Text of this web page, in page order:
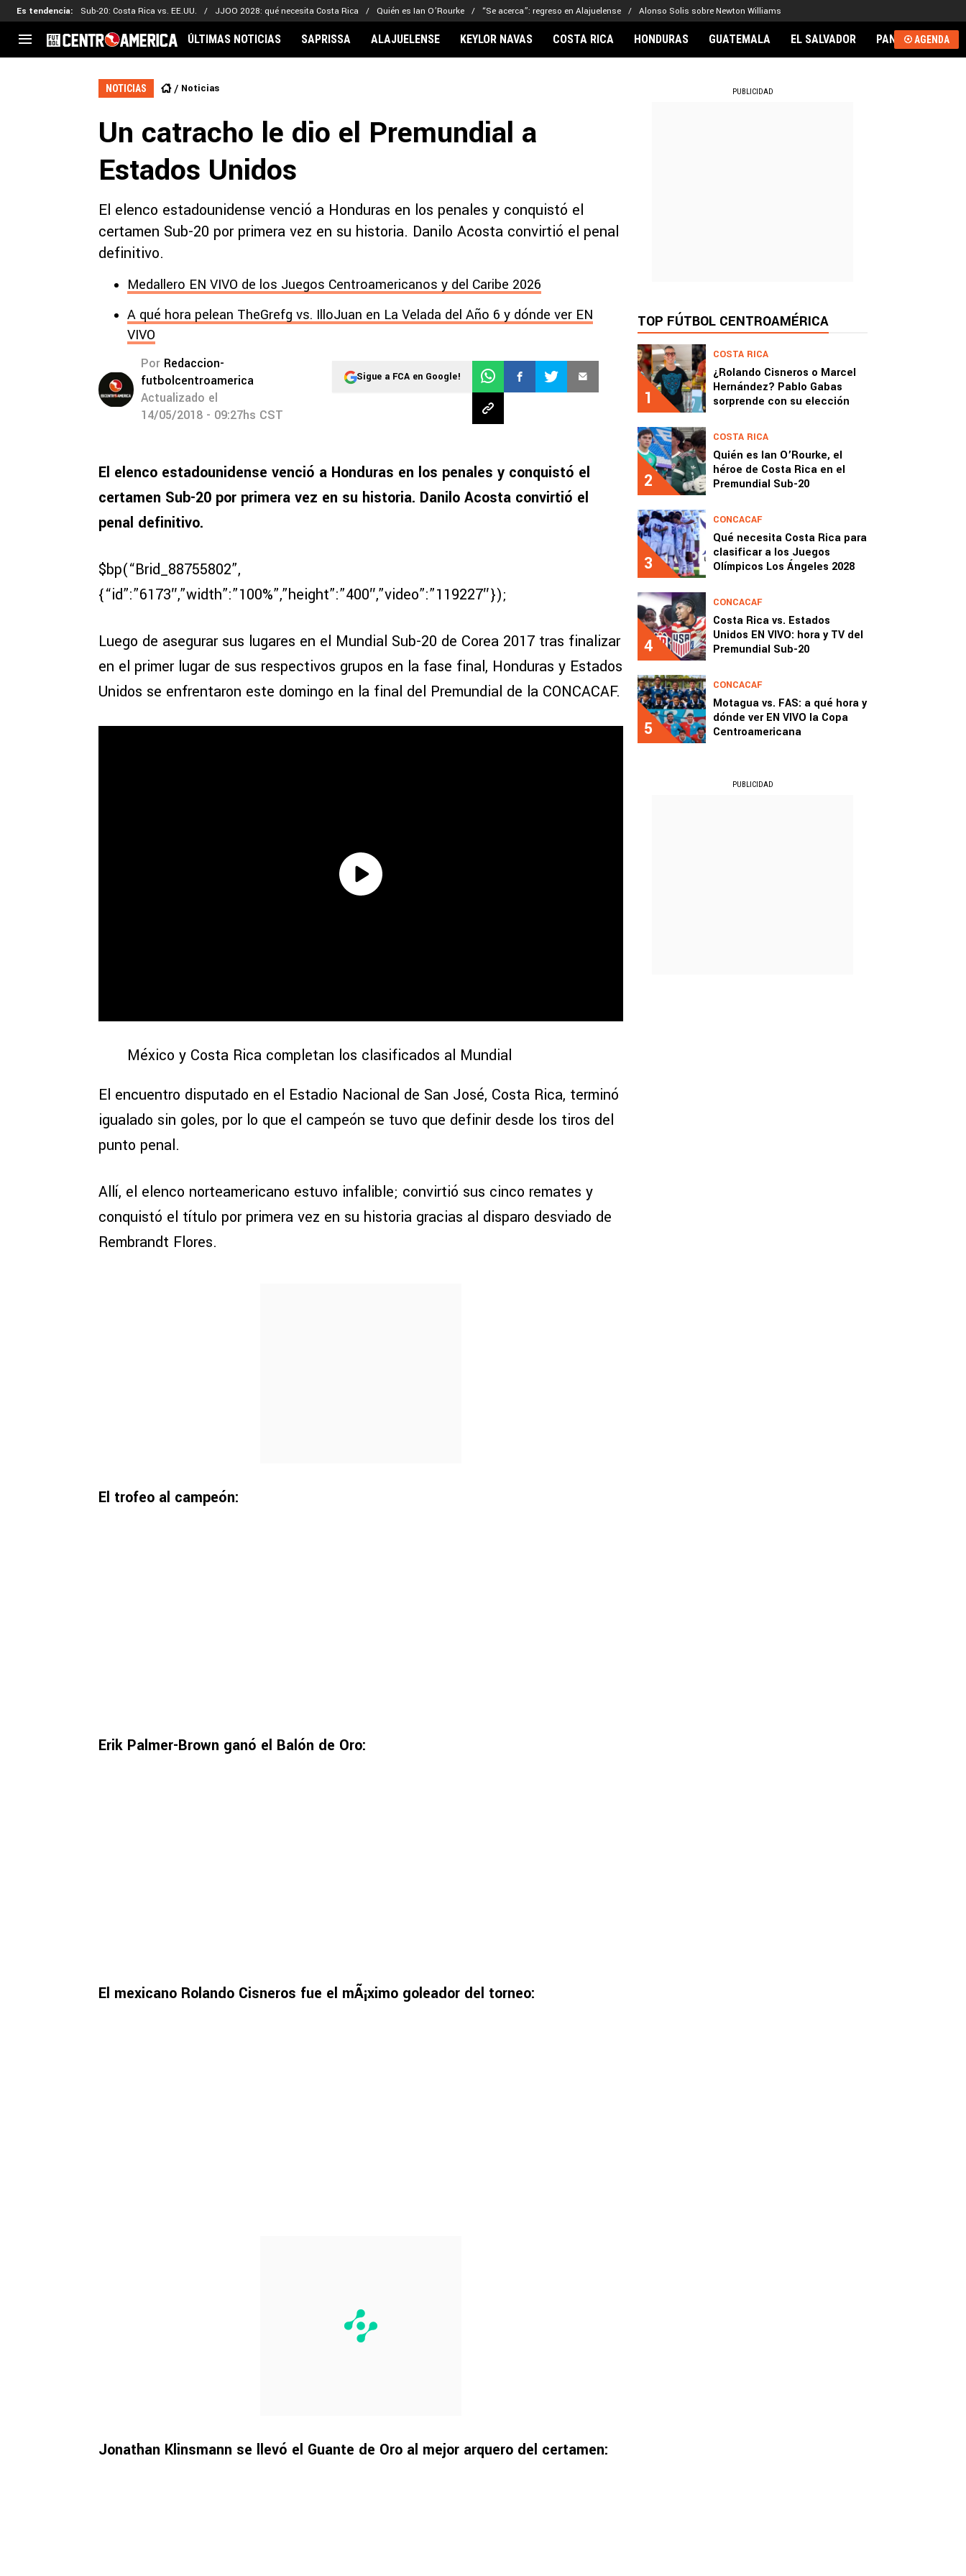
Es tendencia: Sub-20: Costa Rica vs. EE.UU. JJOO 2028: qué necesita Costa Rica Quién es Ian O’Rourke “Se acerca”: regreso en Alajuelense Alonso Solis sobre Newton Williams
CENTROAMÉRICA
CONCACAF
Liga de Naciones
Copa de Campeones
MLS
Kervin Arriaga
Alajuelense
Olimpia
Motagua
ÚLTIMAS NOTICIAS SAPRISSA ALAJUELENSE KEYLOR NAVAS COSTA RICA HONDURAS GUATEMALA EL SALVADOR PANAMÁAGENDA
NOTICIAS Noticias
Un catracho le dio el Premundial a
Estados Unidos
El elenco estadounidense venció a Honduras en los penales y conquistó el
certamen Sub-20 por primera vez en su historia. Danilo Acosta convirtió el penal
definitivo.
Medallero EN VIVO de los Juegos Centroamericanos y del Caribe 2026
A qué hora pelean TheGrefg vs. IlloJuan en La Velada del Año 6 y dónde ver EN
VIVO
Por Redaccion-
futbolcentroamerica
Actualizado el
14/05/2018 - 09:27hs CST
Sigue a FCA en Google!
El elenco estadounidense venció a Honduras en los penales y conquistó el
certamen Sub-20 por primera vez en su historia. Danilo Acosta convirtió el
penal definitivo.
$bp(“Brid_88755802”,
{“id”:”6173″,”width”:”100%”,”height”:”400″,”video”:”119227″});
Luego de asegurar sus lugares en el Mundial Sub-20 de Corea 2017 tras finalizar
en el primer lugar de sus respectivos grupos en la fase final, Honduras y Estados
Unidos se enfrentaron este domingo en la final del Premundial de la CONCACAF.
México y Costa Rica completan los clasificados al Mundial
El encuentro disputado en el Estadio Nacional de San José, Costa Rica, terminó
igualado sin goles, por lo que el campeón se tuvo que definir desde los tiros del
punto penal.
Allí, el elenco norteamericano estuvo infalible; convirtió sus cinco remates y
conquistó el título por primera vez en su historia gracias al disparo desviado de
Rembrandt Flores.
El trofeo al campeón:
Erik Palmer-Brown ganó el Balón de Oro:
El mexicano Rolando Cisneros fue el mÃ¡ximo goleador del torneo:
Jonathan Klinsmann se llevó el Guante de Oro al mejor arquero del certamen:
PUBLICIDAD
TOP FÚTBOL CENTROAMÉRICA
1
COSTA RICA
¿Rolando Cisneros o Marcel
Hernández? Pablo Gabas
sorprende con su elección
2
COSTA RICA
Quién es Ian O’Rourke, el
héroe de Costa Rica en el
Premundial Sub-20
3
CONCACAF
Qué necesita Costa Rica para
clasificar a los Juegos
Olímpicos Los Ángeles 2028
4
CONCACAF
Costa Rica vs. Estados
Unidos EN VIVO: hora y TV del
Premundial Sub-20
5
CONCACAF
Motagua vs. FAS: a qué hora y
dónde ver EN VIVO la Copa
Centroamericana
PUBLICIDAD